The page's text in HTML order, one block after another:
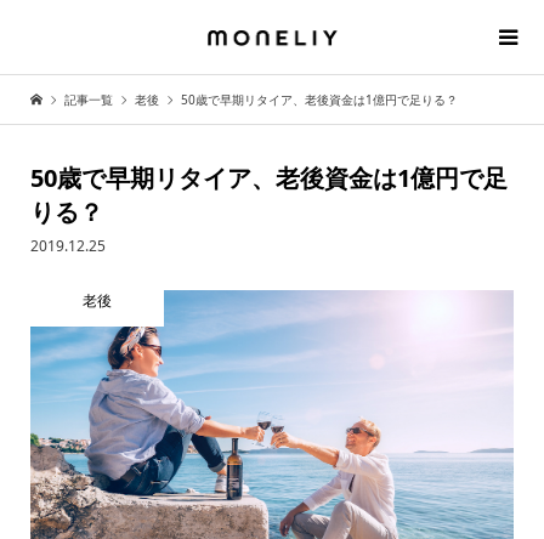
記事一覧 老後 50歳で早期リタイア、老後資金は1億円で足りる？
50歳で早期リタイア、老後資金は1億円で足
りる？
2019.12.25
老後